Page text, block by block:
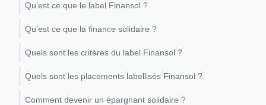
Qu’est ce que le label Finansol ?
Qu’est ce que la finance solidaire ?
Quels sont les critères du label Finansol ?
Quels sont les placements labellisés Finansol ?
Comment devenir un épargnant solidaire ?